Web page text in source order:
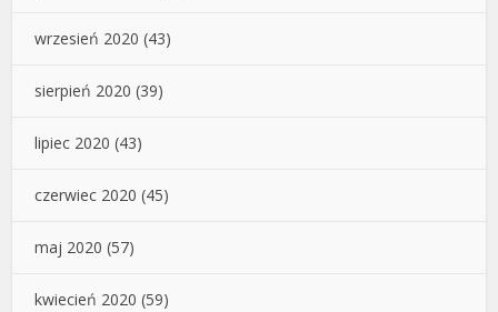
wrzesień 2020 (43)
sierpień 2020 (39)
lipiec 2020 (43)
czerwiec 2020 (45)
maj 2020 (57)
kwiecień 2020 (59)